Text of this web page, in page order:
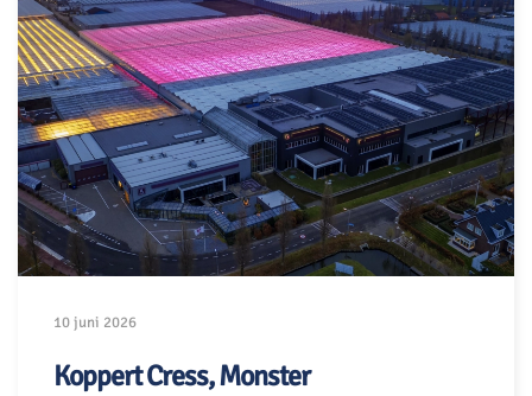
10 juni 2026
Koppert Cress, Monster